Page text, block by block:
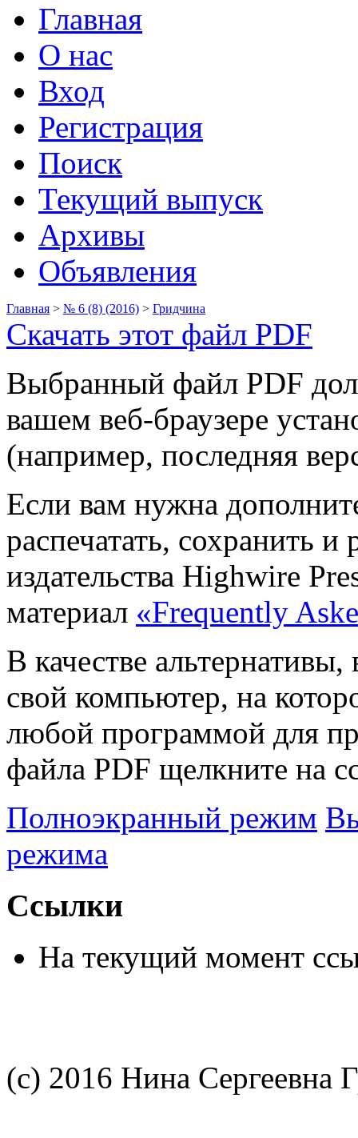
Главная
О нас
Вход
Регистрация
Поиск
Текущий выпуск
Архивы
Объявления
Главная > № 6 (8) (2016) > Гридчина
Скачать этот файл PDF
Выбранный файл PDF
вашем веб-браузере
(например, последняя
Если вам нужна
распечатать, сохранить
издательства Highwire
материал «Frequently
В качестве
свой компьютер, на
любой программой для
файла PDF щелкните на
Полноэкранный режим
режима
Ссылки
На текущий момент
(c) 2016 Нина Сергеевна